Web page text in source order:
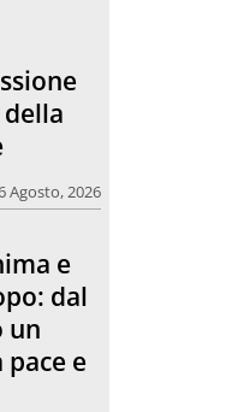
della
Agosto, 2026
e
dal
un
e